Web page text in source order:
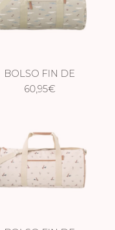
BOLSO FIN DE
SEMANA GRANDE
60,95€